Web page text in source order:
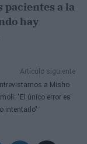
pacientes a la
hay
Artículo siguiente
a Misho
"El único error es
intentarlo"